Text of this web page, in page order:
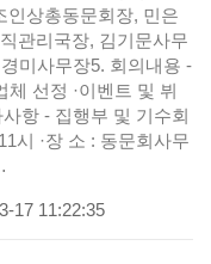
인상총동문회장, 민은
관리국장, 김기문사무
미사무장5. 회의내용 -
선정 ·이벤트 및 뷔
항 - 집행부 및 기수회
시 ·장 소 : 동문회사무
17 11:22:35